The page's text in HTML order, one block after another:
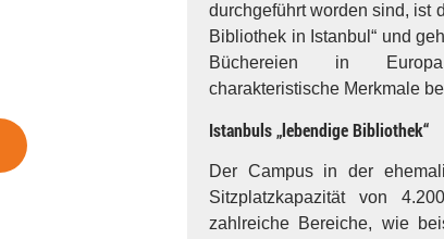
durchgeführt worden sind, ist
Bibliothek in Istanbul“ und
Büchereien in
charakteristische Merkmale
Istanbuls „lebendige Bibliothek“
Der Campus in der
Sitzplatzkapazität von
zahlreiche Bereiche, wie